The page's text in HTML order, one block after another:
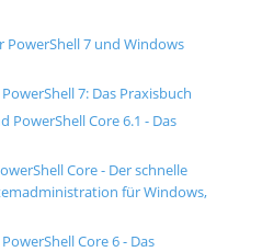
PowerShell 7 und Windows
7: Das Praxisbuch
PowerShell Core 6.1 - Das
Core - Der schnelle
für Windows,
Core 6 - Das